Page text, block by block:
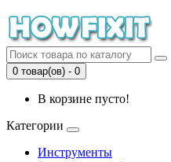
0 товар(ов) - 0
В корзине пусто!
Категории
Инструменты